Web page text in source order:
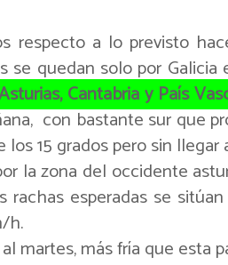
respecto a lo previsto
se quedan solo por
Cantabria y País
con bastante sur que
los 15 grados pero sin
la zona del occidente
rachas esperadas se
h.
martes, más fría que esta